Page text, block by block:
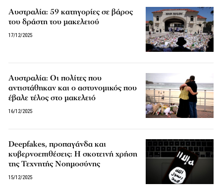
Αυστραλία: 59 κατηγορίες σε βάρος
του δράστη του μακελειού
17/12/2025
Αυστραλία: Οι πολίτες που
αντιστάθηκαν και ο αστυνομικός που
έβαλε τέλος στο μακελειό
16/12/2025
Deepfakes, προπαγάνδα και
κυβερνοεπιθέσεις: Η σκοτεινή χρήση
της Τεχνητής Νοημοσύνης
15/12/2025